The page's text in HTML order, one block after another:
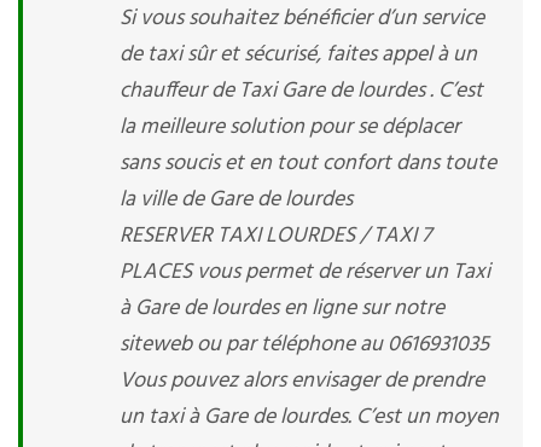
Si vous souhaitez bénéficier d’un service
de taxi sûr et sécurisé, faites appel à un
chauffeur de Taxi Gare de lourdes . C’est
la meilleure solution pour se déplacer
sans soucis et en tout confort dans toute
la ville de Gare de lourdes
RESERVER TAXI LOURDES / TAXI 7
PLACES vous permet de réserver un Taxi
à Gare de lourdes en ligne sur notre
siteweb ou par téléphone au 0616931035
Vous pouvez alors envisager de prendre
un taxi à Gare de lourdes. C’est un moyen